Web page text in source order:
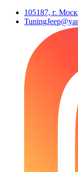
105187, г.